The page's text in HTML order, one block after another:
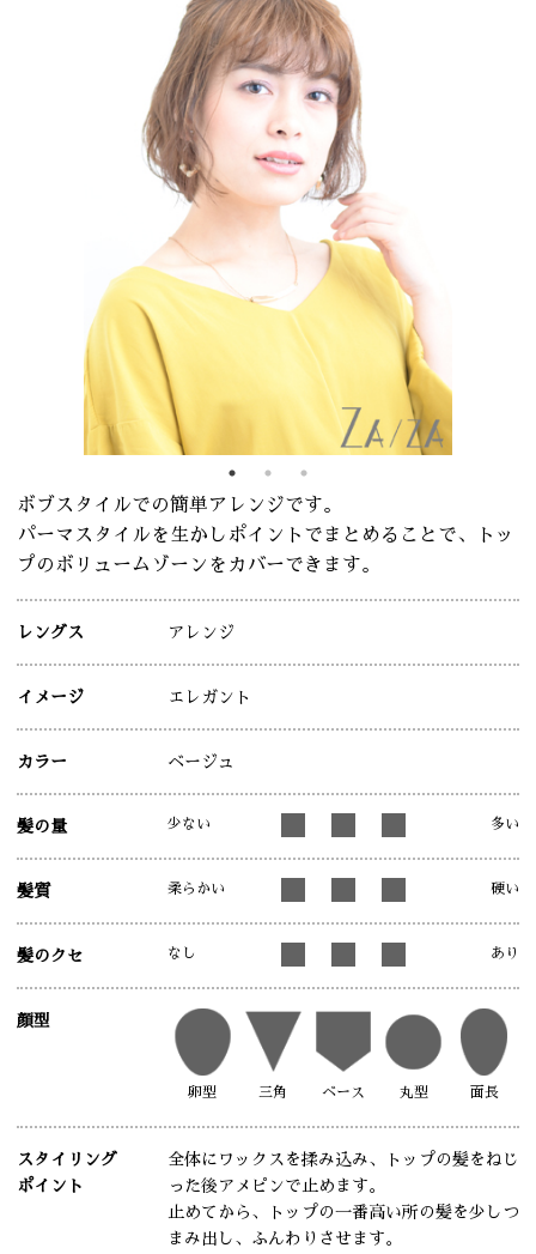
ボブスタイルでの簡単アレンジです。
パーマスタイルを生かしポイントでまとめることで、トッ
プのボリュームゾーンをカバーできます。
レングス アレンジ
イメージ エレガント
カラー ベージュ
髪の量 少ない 多い
髪質 柔らかい 硬い
髪のクセ なし あり
顔型
卵型 三角 ベース 丸型 面長
スタイリング
ポイント
全体にワックスを揉み込み、トップの髪をねじ
った後アメピンで止めます。
止めてから、トップの一番高い所の髪を少しつ
まみ出し、ふんわりさせます。